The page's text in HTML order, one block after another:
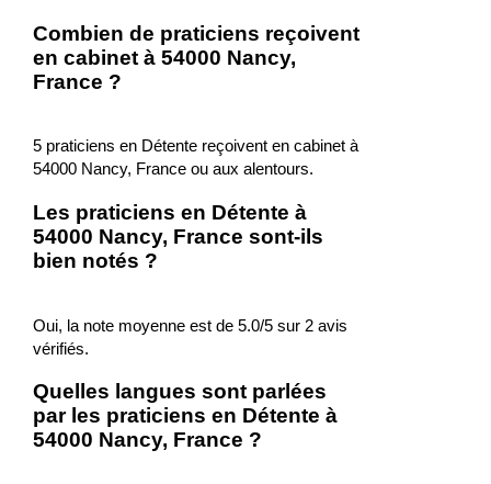
Combien de praticiens reçoivent
en cabinet à 54000 Nancy,
France ?
5 praticiens en Détente reçoivent en cabinet à
54000 Nancy, France ou aux alentours.
Les praticiens en Détente à
54000 Nancy, France sont-ils
bien notés ?
Oui, la note moyenne est de 5.0/5 sur 2 avis
vérifiés.
Quelles langues sont parlées
par les praticiens en Détente à
54000 Nancy, France ?